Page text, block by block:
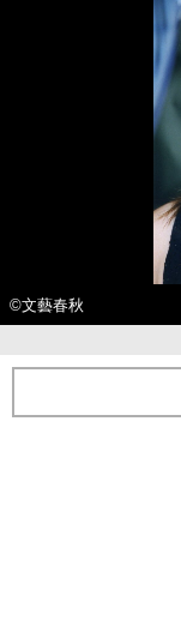
©️文藝春秋